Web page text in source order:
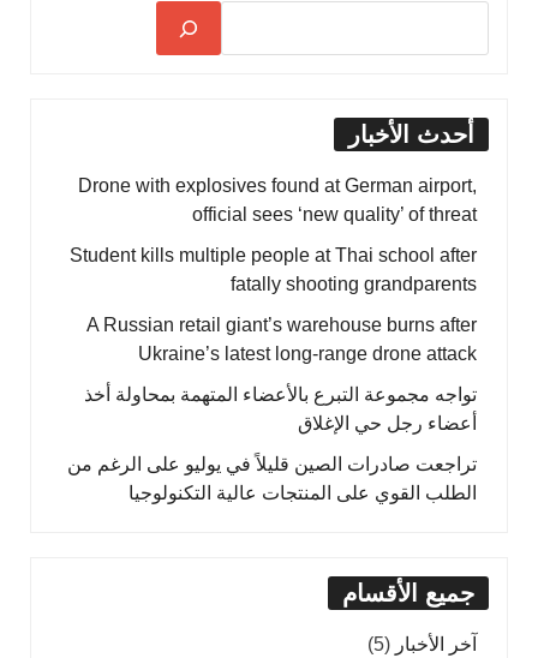
أحدث الأخبار
Drone with explosives found at German airport,
official sees ‘new quality’ of threat
Student kills multiple people at Thai school after
fatally shooting grandparents
A Russian retail giant’s warehouse burns after
Ukraine’s latest long-range drone attack
تواجه مجموعة التبرع بالأعضاء المتهمة بمحاولة أخذ
أعضاء رجل حي الإغلاق
تراجعت صادرات الصين قليلاً في يوليو على الرغم من
الطلب القوي على المنتجات عالية التكنولوجيا
جميع الأقسام
آخر الأخبار (5)